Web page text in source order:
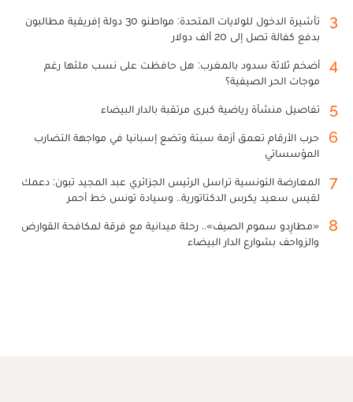
3
تأشيرة الدخول للولايات المتحدة: مواطنو 30 دولة إفريقية مطالبون
بدفع كفالة تصل إلى 20 ألف دولار
4
أضخم ثلاثة سدود بالمغرب: هل حافظت على نسب ملئها رغم
موجات الحر الصيفية؟
5 تفاصيل منشأة رياضية كبرى مرتقبة بالدار البيضاء
6
حرب الأرقام تعمق أزمة سبتة وتضع إسبانيا في مواجهة التضارب
المؤسساتي
7
المعارضة التونسية تراسل الرئيس الجزائري عبد المجيد تبون: دعمك
لقيس سعيد يكرس الدكتاتورية.. وسيادة تونس خط أحمر
8
«مطارِدو سموم الصيف».. رحلة ميدانية مع فرقة لمكافحة القوارض
والزواحف بشوارع الدار البيضاء